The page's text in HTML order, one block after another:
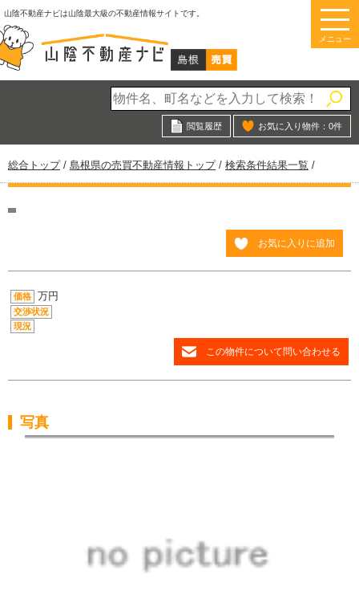
このページの本文へ
山陰不動産ナビは山陰最大級の不動産情報サイトです。
メニュー
閲覧履歴 お気に入り物件： 0件
現
在
位
総合トップ/ 島根県の売買不動産情報トップ/ 検索条件結果一覧 /
お気に入りに追加
価格 万円
交渉状況
現況
この物件について問い合わせる
写真